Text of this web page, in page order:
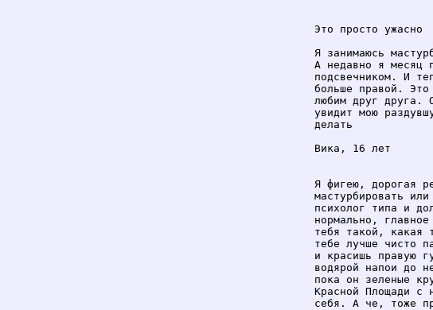
Это просто ужасно
Я занимаюсь
А недавно я месяц
подсвечником. И
больше правой.
любим друг друга.
увидит мою
делать
Вика, 16 лет
Я фигею, дорогая
мастурбировать
психолог типа и
нормально,
тебя такой, какая
тебе лучше чисто
и красишь правую
водярой напои до
пока он зеленые
Красной Площади с
себя. А че, тоже